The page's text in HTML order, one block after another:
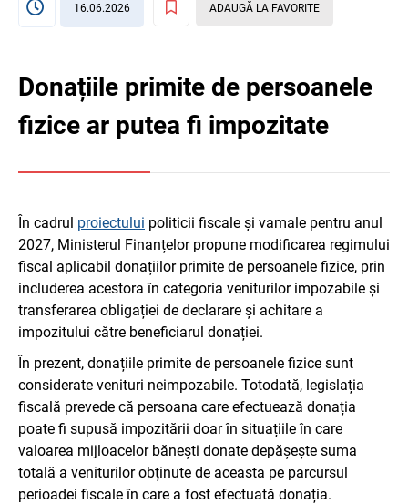
16.06.2026 ADAUGĂ LA FAVORITE
Donațiile primite de persoanele
fizice ar putea fi impozitate
În cadrul proiectului politicii fiscale și vamale pentru anul
2027, Ministerul Finanțelor propune modificarea regimului
fiscal aplicabil donațiilor primite de persoanele fizice, prin
includerea acestora în categoria veniturilor impozabile și
transferarea obligației de declarare și achitare a
impozitului către beneficiarul donației.
În prezent, donațiile primite de persoanele fizice sunt
considerate venituri neimpozabile. Totodată, legislația
fiscală prevede că persoana care efectuează donația
poate fi supusă impozitării doar în situațiile în care
valoarea mijloacelor bănești donate depășește suma
totală a veniturilor obținute de aceasta pe parcursul
perioadei fiscale în care a fost efectuată donația.